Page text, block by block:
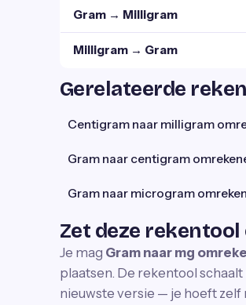
Gram → Milligram
Milligram → Gram
Gerelateerde
Centigram naar milligram
Gram naar centigram
Gram naar microgram
Zet deze
Je mag Gram naar mg
plaatsen. De rekentool
nieuwste versie — je hoeft zelf